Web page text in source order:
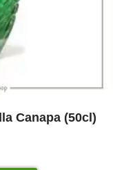
Canapa (50cl)